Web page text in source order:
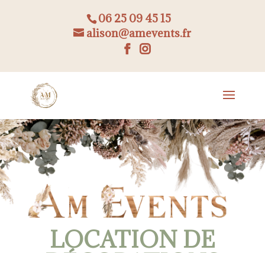
06 25 09 45 15
alison@amevents.fr
LOCATION DE